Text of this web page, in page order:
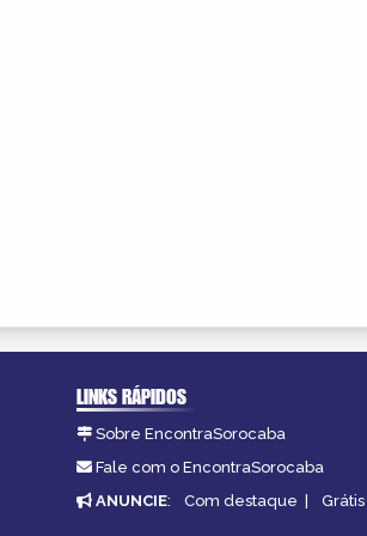
LINKS RÁPIDOS
Sobre EncontraSorocaba
Fale com o EncontraSorocaba
ANUNCIE: Com destaque | Grátis